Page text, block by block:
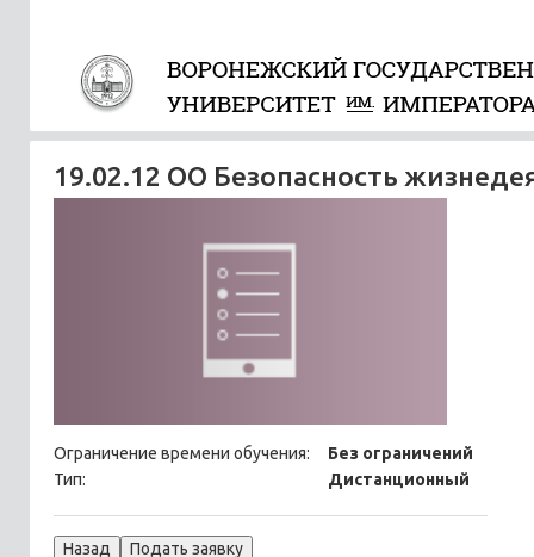
19.02.12 ОО Безопасность
Ограничение времени обучения:
Без ограничений
Тип:
Дистанционный